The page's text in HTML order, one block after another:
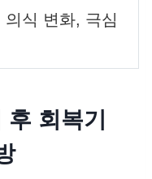
식 변화, 극심
후 회복기